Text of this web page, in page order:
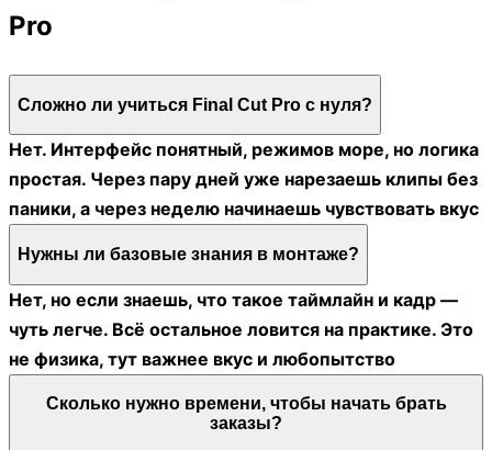
Pro
Сложно ли учиться Final Cut Pro с нуля?
Нет. Интерфейс понятный, режимов море, но логика
простая. Через пару дней уже нарезаешь клипы без
паники, а через неделю начинаешь чувствовать вкус
Нужны ли базовые знания в монтаже?
Нет, но если знаешь, что такое таймлайн и кадр —
чуть легче. Всё остальное ловится на практике. Это
не физика, тут важнее вкус и любопытство
Сколько нужно времени, чтобы начать брать
заказы?